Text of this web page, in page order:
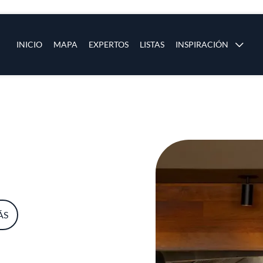
INICIO MAPA EXPERTOS LISTAS INSPIRACIÓN